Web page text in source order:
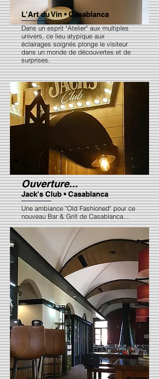
L'Art du Vin • Casablanca
Dans un esprit "Atelier" aux multiples
univers, ce lieu atypique aux
éclairages soignés plonge le visiteur
dans un monde de découvertes et de
surprises.
Ouverture...
Jack's Club • Casablanca
Une ambiance "Old Fashioned" pour ce
nouveau Bar & Grill de Casablanca...